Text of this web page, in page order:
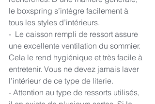
le boxspring s’intègre facilement à
tous les styles d’intérieurs.
-  Le caisson rempli de ressort assure
une excellente ventilation du sommier.
Cela le rend hygiénique et très facile à
entretenir. Vous ne devez jamais laver
l’intérieur de ce type de literie.
- Attention au type de ressorts utilisés,